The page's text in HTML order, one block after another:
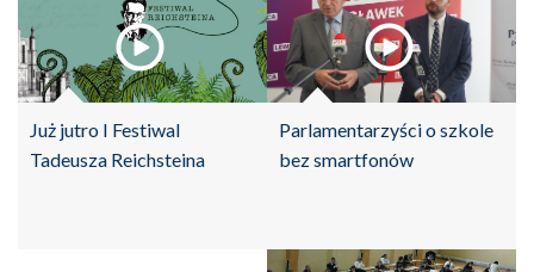
Już jutro I Festiwal
Tadeusza Reichsteina
Parlamentarzyści o szkole
bez smartfonów